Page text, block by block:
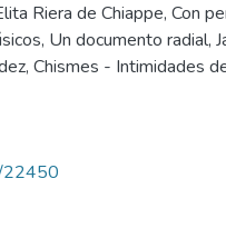
Riera de Chiappe, Con
Un documento radial,
Chismes - Intimidades
22450